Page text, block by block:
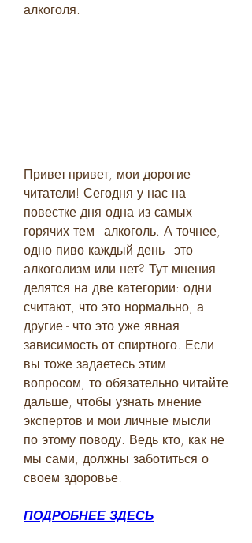
алкоголя.
Привет-привет, мои дорогие
читатели! Сегодня у нас на
повестке дня одна из самых
горячих тем - алкоголь. А точнее,
одно пиво каждый день - это
алкоголизм или нет? Тут мнения
делятся на две категории: одни
считают, что это нормально, а
другие - что это уже явная
зависимость от спиртного. Если
вы тоже задаетесь этим
вопросом, то обязательно читайте
дальше, чтобы узнать мнение
экспертов и мои личные мысли
по этому поводу. Ведь кто, как не
мы сами, должны заботиться о
своем здоровье!
ПОДРОБНЕЕ ЗДЕСЬ